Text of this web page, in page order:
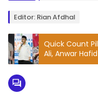
Editor: Rian Afdhal
Quick Count
Ali, Anwar
Unggul?